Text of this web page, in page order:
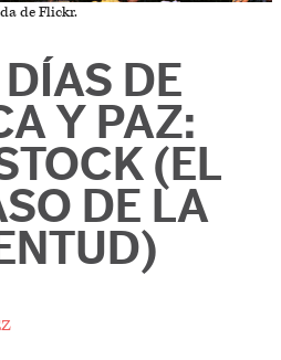
de Flickr.
DE
Y PAZ:
(EL
DE LA